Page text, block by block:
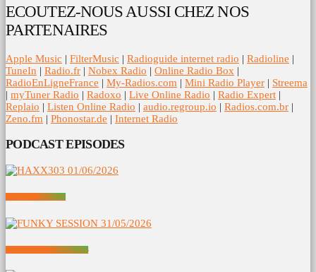
ECOUTEZ-NOUS AUSSI CHEZ NOS
PARTENAIRES
Apple Music | FilterMusic | Radioguide internet radio | Radioline |
TuneIn | Radio.fr | Nobex Radio | Online Radio Box |
RadioEnLigneFrance | My-Radios.com | Mini Radio Player | Streema
| myTuner Radio | Radoxo | Live Online Radio | Radio Expert |
Replaio | Listen Online Radio | audio.regroup.io | Radios.com.br |
Zeno.fm | Phonostar.de | Internet Radio
PODCAST EPISODES
HAXX303 01/06/2026
FUNKY SESSION 31/05/2026